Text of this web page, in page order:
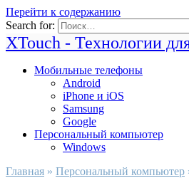
Перейти к содержанию
Search for:
XTouch - Технологии
Мобильные телефоны
Android
iPhone и iOS
Samsung
Google
Персональный компьютер
Windows
Главная » Персональный компьютер